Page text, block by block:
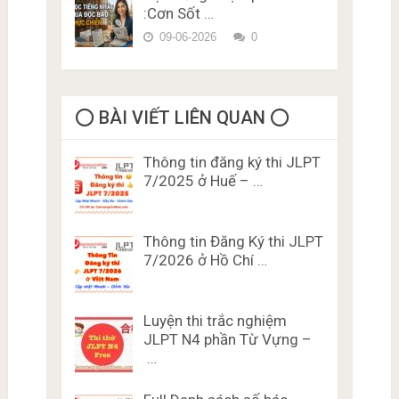
:Cơn Sốt …
09-06-2026 0
⭕️ BÀI VIẾT LIÊN QUAN ⭕️
Thông tin đăng ký thi JLPT
7/2025 ở Huế – …
Thông tin Đăng Ký thi JLPT
7/2026 ở Hồ Chí …
Luyện thi trắc nghiệm
JLPT N4 phần Từ Vựng –
…